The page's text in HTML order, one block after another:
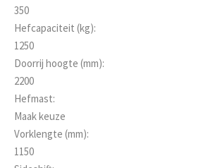
350
Hefcapaciteit (kg):
1250
Doorrij hoogte (mm):
2200
Hefmast:
Maak keuze
Vorklengte (mm):
1150